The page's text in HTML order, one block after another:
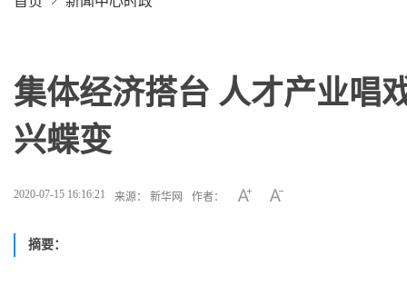
集体经济搭台 人才产业
兴蝶变
2020-07-15 16:16:21 来源： 新华网 作者：
摘要：